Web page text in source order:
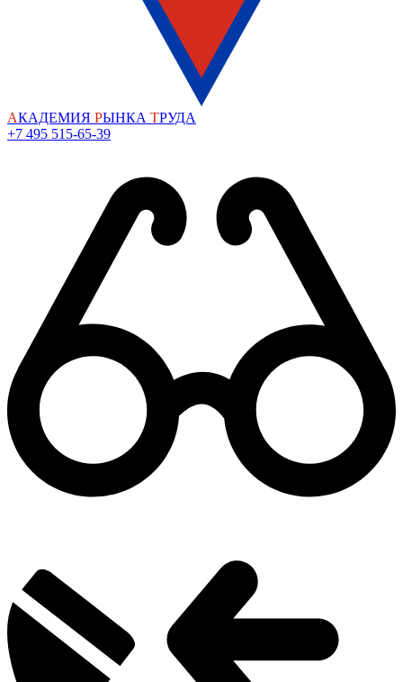
АКАДЕМИЯ РЫНКА ТРУДА
+7 495 515-65-39